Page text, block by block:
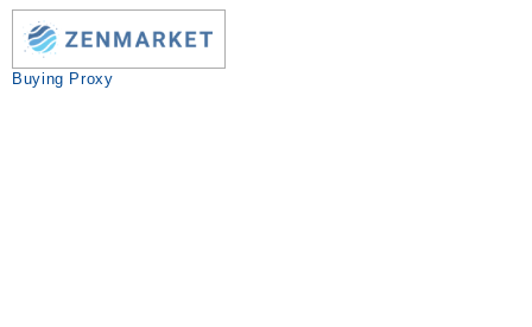
Buying Proxy